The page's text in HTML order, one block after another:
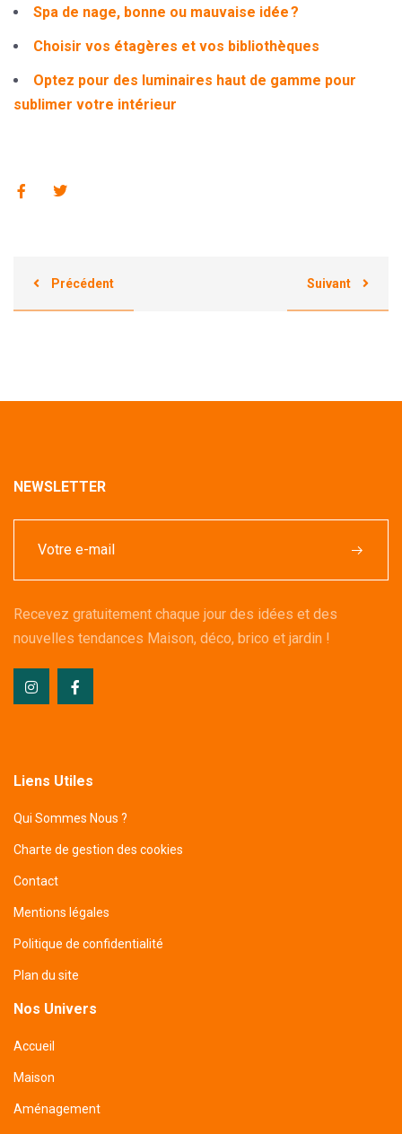
Spa de nage, bonne ou mauvaise idée ?
Choisir vos étagères et vos bibliothèques
Optez pour des luminaires haut de gamme pour
sublimer votre intérieur
Précédent Suivant
NEWSLETTER
Recevez gratuitement chaque jour des idées et des
nouvelles tendances Maison, déco, brico et jardin !
Liens Utiles
Qui Sommes Nous ?
Charte de gestion des cookies
Contact
Mentions légales
Politique de confidentialité
Plan du site
Nos Univers
Accueil
Maison
Aménagement